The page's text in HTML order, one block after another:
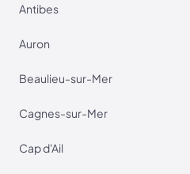
Antibes
Auron
Beaulieu-sur-Mer
Cagnes-sur-Mer
Cap d'Ail